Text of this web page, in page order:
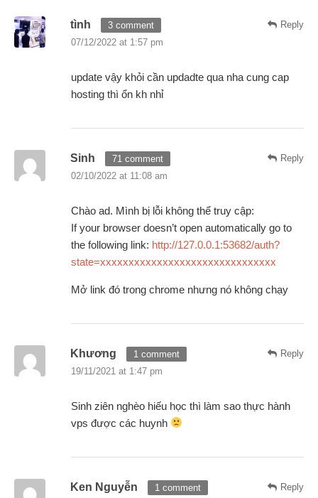
Reply
tình
3 comment
07/12/2022 at 1:57 pm
update vậy khỏi cần updadte qua nha cung cap
hosting thì ổn kh nhỉ
Reply
Sinh
71 comment
02/10/2022 at 11:08 am
Chào ad. Mình bị lỗi không thể truy cập:
If your browser doesn’t open automatically go to
the following link: http://127.0.0.1:53682/auth?
state=xxxxxxxxxxxxxxxxxxxxxxxxxxxxxxx
Mở link đó trong chrome nhưng nó không chạy
Reply
Khương
1 comment
19/11/2021 at 1:47 pm
Sinh ziên nghèo hiếu học thì làm sao thực hành
vps được các huynh
Reply
Ken Nguyễn
1 comment